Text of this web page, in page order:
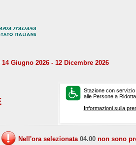
14 Giugno 2026 - 12 Dicembre 2026
Stazione con
alle Persone a
Informazioni sulla
Nell'ora selezionata 04.00 non sono